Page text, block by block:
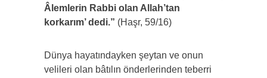
Âlemlerin Rabbi olan Allah’tan
korkarım’ dedi.” (Haşr, 59/16)
Dünya hayatındayken şeytan ve onun
velileri olan bâtılın önderlerinden teberri